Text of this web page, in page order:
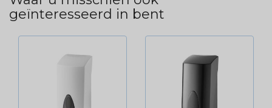
geïnteresseerd in bent